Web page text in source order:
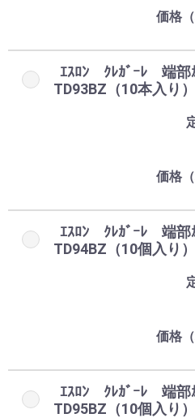
価格
ｴｽﾛﾝ ｸﾚｶﾞｰﾚ 端部ｶ
TD93BZ（10本入り）
価格
ｴｽﾛﾝ ｸﾚｶﾞｰﾚ 端部ｶ
TD94BZ（10個入り）
価格
ｴｽﾛﾝ ｸﾚｶﾞｰﾚ 端部ｶ
TD95BZ（10個入り）